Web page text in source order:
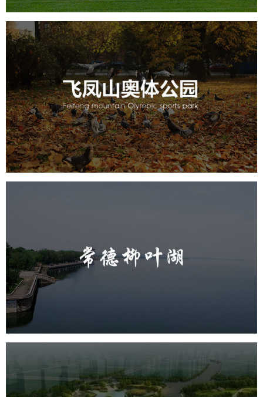
飞凤山奥体公园
旅游休闲 公园 AI人工智能
智慧公园
智慧体育公园
智能步道 智能大数据平台
AR太极
智能体测
旅游休闲
城东区三河六岸党建绿道